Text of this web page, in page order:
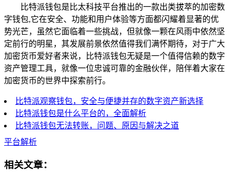
比特派钱包是比太科技平台推出的一款出类拔萃的加密数
字钱包,它在安全、功能和用户体验等方面都闪耀着显著的优
势光芒，虽然它面临着一些挑战，但就像一颗在风雨中依然坚
定前行的明星，其发展前景依然值得我们满怀期待，对于广大
加密货币爱好者来说，比特派钱包无疑是一个值得信赖的数字
资产管理工具，就像一位忠诚可靠的金融伙伴，陪伴着大家在
加密货币的世界中探索前行。
比特派观察钱包，安全与便捷并存的数字资产新选择
比特派钱包是什么平台的，全面解析
比特派钱包无法转账，问题、原因与解决之道
平台解析
相关文章：